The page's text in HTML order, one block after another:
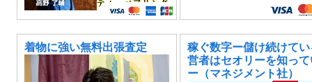
着物に強い無料出張査定
稼ぐ数字ー儲け続けてい
営者はセオリーを知って
ー（マネジメント社）